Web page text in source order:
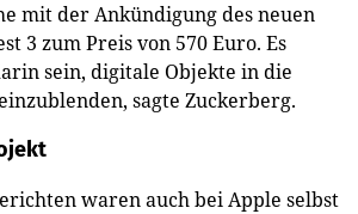
mit der Ankündigung des neuen
3 zum Preis von 570 Euro. Es
sein, digitale Objekte in die
sagte Zuckerberg.
waren auch bei Apple selbst